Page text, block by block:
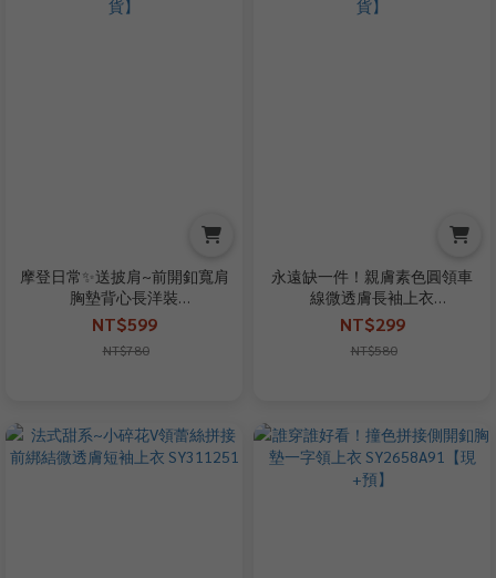
摩登日常✨送披肩~前開釦寬肩
胸墊背心長洋裝
RN8772372【現貨】
NT$599
NT$780
永遠缺一件！親膚素色圓領車
線微透膚長袖上衣
JO8992351【現貨】
NT$299
NT$580